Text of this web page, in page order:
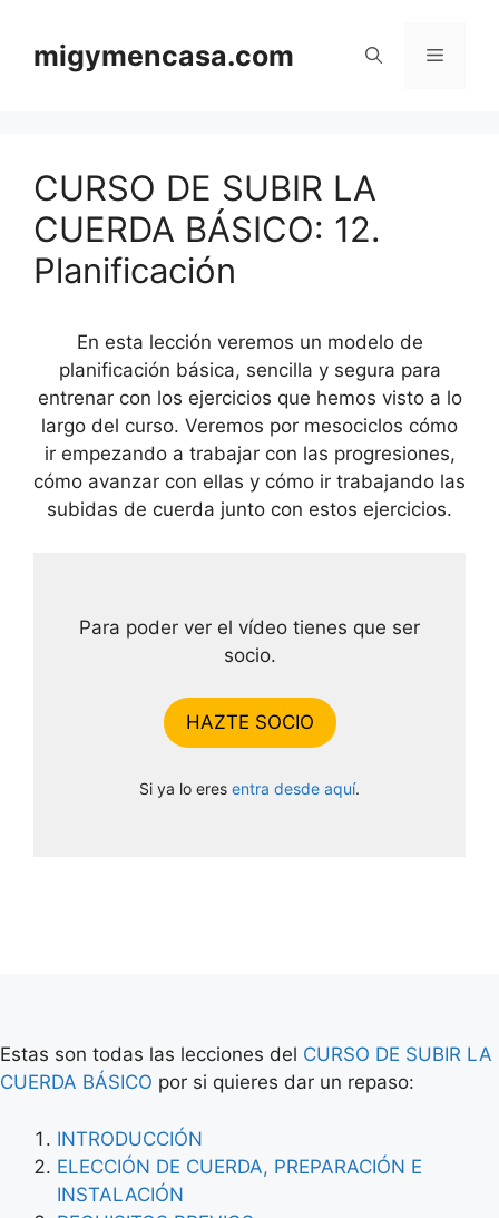
contenido
migymencasa.com Menú
CURSO DE SUBIR LA
CUERDA BÁSICO: 12.
Planificación
En esta lección veremos un modelo de
planificación básica, sencilla y segura para
entrenar con los ejercicios que hemos visto a lo
largo del curso. Veremos por mesociclos cómo
ir empezando a trabajar con las progresiones,
cómo avanzar con ellas y cómo ir trabajando las
subidas de cuerda junto con estos ejercicios.
Para poder ver el vídeo tienes que ser
socio.
HAZTE SOCIO
Si ya lo eres entra desde aquí.
Estas son todas las lecciones del CURSO DE SUBIR LA
CUERDA BÁSICO por si quieres dar un repaso:
INTRODUCCIÓN
ELECCIÓN DE CUERDA, PREPARACIÓN E
INSTALACIÓN